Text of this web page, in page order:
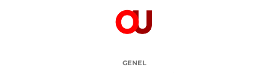
GENEL